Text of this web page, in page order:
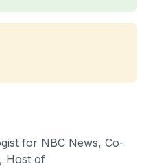
for NBC News, Co-
Host of